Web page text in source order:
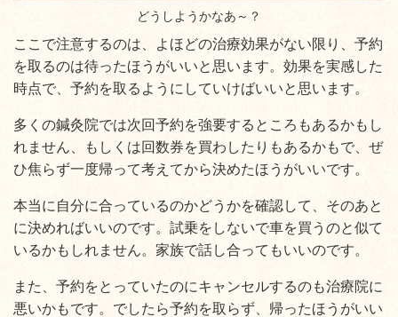
どうしようかなあ～？
ここで注意するのは、よほどの治療効果がない限り、予約
を取るのは待ったほうがいいと思います。効果を実感した
時点で、予約を取るようにしていけばいいと思います。
多くの鍼灸院では次回予約を強要するところもあるかもし
れません、もしくは回数券を買わしたりもあるかもで、ぜ
ひ焦らず一度帰って考えてから決めたほうがいいです。
本当に自分に合っているのかどうかを確認して、そのあと
に決めればいいのです。試乗をしないで車を買うのと似て
いるかもしれません。家族で話し合ってもいいのです。
また、予約をとっていたのにキャンセルするのも治療院に
悪いかもです。でしたら予約を取らず、帰ったほうがいい